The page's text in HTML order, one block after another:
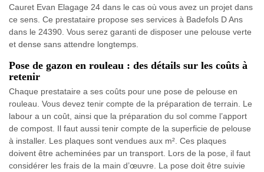
Cauret Evan Elagage 24 dans le cas où vous avez un projet dans
ce sens. Ce prestataire propose ses services à Badefols D Ans
dans le 24390. Vous serez garanti de disposer une pelouse verte
et dense sans attendre longtemps.
Pose de gazon en rouleau : des détails sur les coûts à
retenir
Chaque prestataire a ses coûts pour une pose de pelouse en
rouleau. Vous devez tenir compte de la préparation de terrain. Le
labour a un coût, ainsi que la préparation du sol comme l’apport
de compost. Il faut aussi tenir compte de la superficie de pelouse
à installer. Les plaques sont vendues aux m². Ces plaques
doivent être acheminées par un transport. Lors de la pose, il faut
considérer les frais de la main d’œuvre. La pose doit être suivie